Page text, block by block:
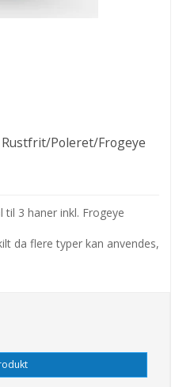
Poleret/Frogeye
3 haner inkl. Frogeye
da flere typer kan anvendes,